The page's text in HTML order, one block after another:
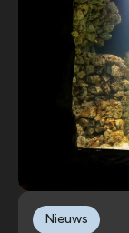
Nieuws